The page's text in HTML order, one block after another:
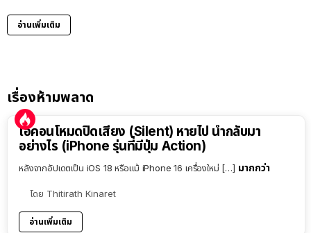
อ่านเพิ่มเติม
เรื่องห้ามพลาด
ไอคอนโหมดปิดเสียง (Silent) หายไป นำกลับมา
อย่างไร (iPhone รุ่นที่มีปุ่ม Action)
หลังจากอัปเดตเป็น iOS 18 หรือแม้ iPhone 16 เครื่องใหม่ […] มากกว่า
โดย Thitirath Kinaret
อ่านเพิ่มเติม